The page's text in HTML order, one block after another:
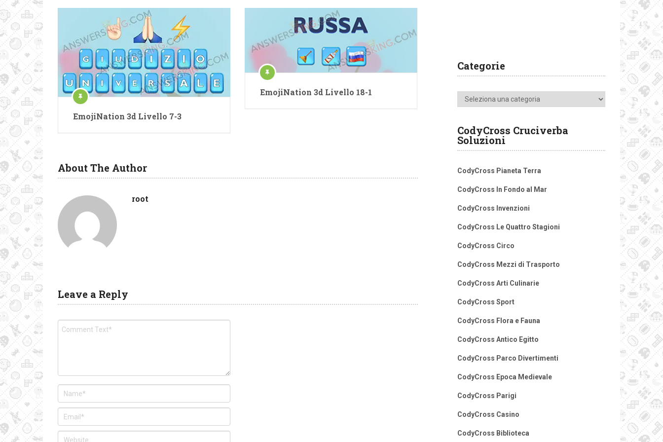
EmojiNation 3d Livello 7-3
EmojiNation 3d Livello 18-1
About The Author
root
Leave a Reply
Categorie
Categorie
CodyCross Cruciverba
Soluzioni
CodyCross Pianeta Terra
CodyCross In Fondo al Mar
CodyCross Invenzioni
CodyCross Le Quattro Stagioni
CodyCross Circo
CodyCross Mezzi di Trasporto
CodyCross Arti Culinarie
CodyCross Sport
CodyCross Flora e Fauna
CodyCross Antico Egitto
CodyCross Parco Divertimenti
CodyCross Epoca Medievale
CodyCross Parigi
CodyCross Casino
CodyCross Biblioteca